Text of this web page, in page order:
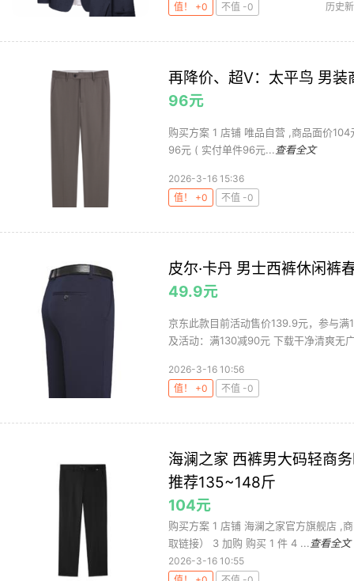
值！ +0
不值 -0 历史
再降价、超V：太平鸟 男
96元
购买方案 1 店铺 唯品自营 ,商品面价
96元 ( 实付单件96元... 查看全文
2026-3-16 15:36
值！ +0
不值 -0
皮尔·卡丹 男士西裤休闲裤
49.9元
京东此款目前活动售价139.9元，参与
及活动：满130减90元 下载干净清爽无
2026-3-16 10:56
值！ +0
不值 -0
海澜之家 西裤男大码轻商
推荐135~148斤
104元
购买方案 1 店铺 海澜之家官方旗舰店 ,
取链接） 3 加购 购买 1 件 4 ... 查看全文
2026-3-16 10:55